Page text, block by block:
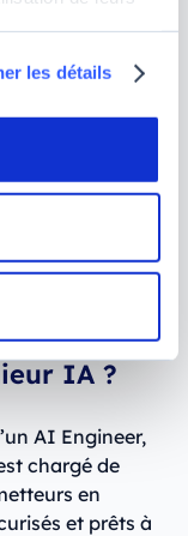
les détails
IA ?
AI Engineer,
chargé de
en
et prêts à